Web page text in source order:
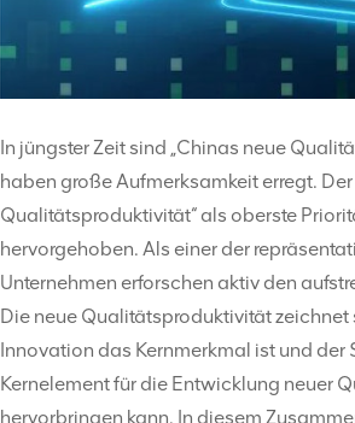
In jüngster Zeit sind „Chinas neue
haben große Aufmerksamkeit erregt.
Qualitätsproduktivität“ als oberste
hervorgehoben. Als einer der
Unternehmen erforschen aktiv den
Die neue Qualitätsproduktivität
Innovation das Kernmerkmal ist und
Kernelement für die Entwicklung neuer
hervorbringen kann. In diesem